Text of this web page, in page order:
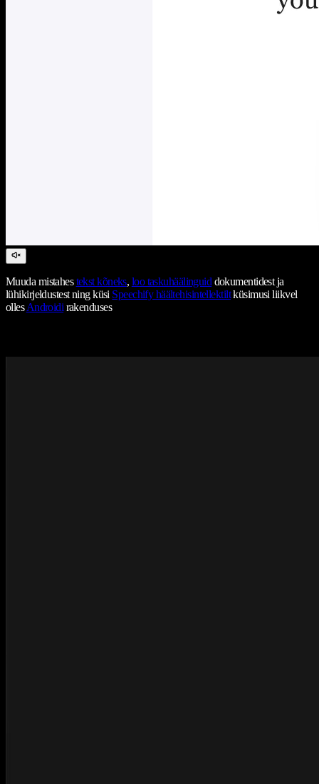
Muuda mistahestekst kõneks, loo taskuhäälinguiddokumentidest ja
lühikirjeldustest ning küsi Speechify häältehisintellektiltküsimusi liikvel
ollesAndroidirakenduses